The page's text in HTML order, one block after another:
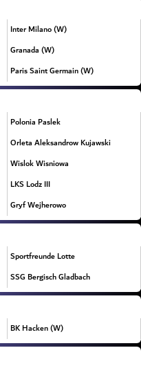
Inter Milano (W)
Granada (W)
Paris Saint Germain (W)
Polonia Paslek
Orleta Aleksandrow Kujawski
Wislok Wisniowa
LKS Lodz III
Gryf Wejherowo
Sportfreunde Lotte
SSG Bergisch Gladbach
BK Hacken (W)